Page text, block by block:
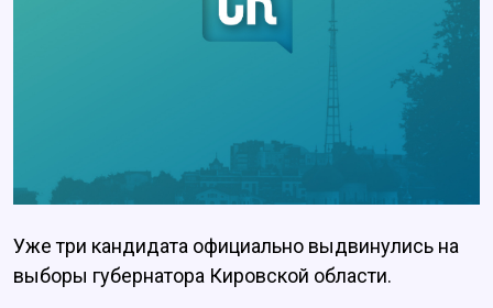
Уже три кандидата официально выдвинулись на
выборы губернатора Кировской области.